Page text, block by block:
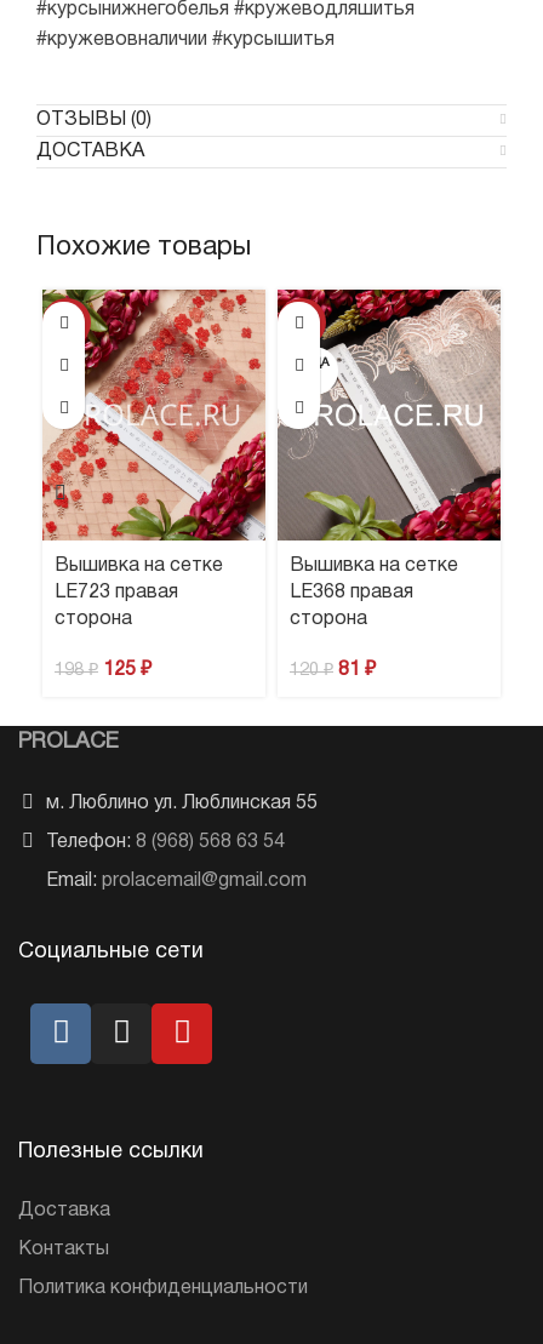
#курсынижнегобелья #кружеводляшитья
#кружевовналичии #курсышитья
ОТЗЫВЫ (0)
ДОСТАВКА
Похожие товары
Вышивка на сетке
LE723 правая
сторона
198₽ 125 ₽
ПРОДА
Вышивка на сетке
LE368 правая
сторона
120₽ 81 ₽
PROLACE
м. Люблино ул. Люблинская 55
Телефон: 8 (968) 568 63 54
Email: prolacemail@gmail.com
Социальные сети
Полезные ссылки
Доставка
Контакты
Политика конфиденциальности